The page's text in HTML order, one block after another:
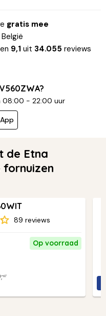
gratis mee
9,1 uit 34.055 reviews
08:00 - 22:00 uur
de Etna
fornuizen
89 reviews
Op voorraad